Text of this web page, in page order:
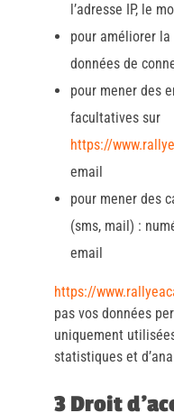
l’adresse IP, le
pour améliorer
données de
pour mener des
facultatives sur
https://
email
pour mener des
(sms, mail) :
email
https://
pas vos données
uniquement
statistiques et
3 Droit